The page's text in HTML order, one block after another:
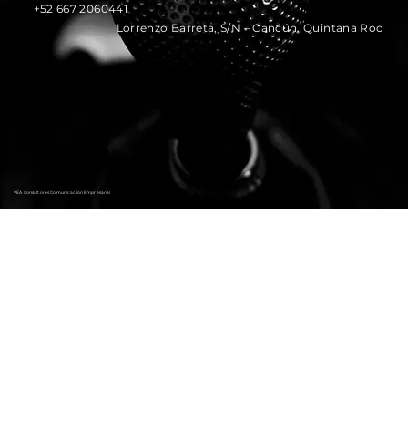
+52 667 2060441
Lorrenzo Barreta, S/N – Cancún, Quintana Roo
VEA Consultores Comunicación Empresarial